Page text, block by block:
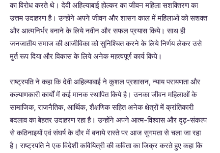
का विरोध करते थे। देवी अहिल्याबाई होल्कर का जीवन महिला सशक्तिरण का
उत्तम उदाहरण है। उन्होंने अपने जीवन और शासन काल में महिलाओं को सशक्त
और आत्मनिर्भर बनाने के लिये नवीन और सफल प्रयास किये। साथ ही
जनजातीय समाज की आजीविका को सुनिश्चित करने के लिये निर्णय लेकर उसे
मुर्त रूप दिया और विकास के लिये अनेक महत्वपूर्ण कार्य किये।
राष्ट्रपति ने कहा कि देवी अहिल्याबाई ने कुशल प्रशासन, न्याय परायणता और
कल्याणकारी कार्यों में कई मानक स्थापित किये है। उनका जीवन महिलाओं के
सामाजिक, राजनैतिक, आर्थिक, शैक्षणिक सहित अनेक क्षेत्रों में क्रांतिकारी
बदलाव का बेहतर उदाहरण रहा है। उन्होंने अपने आत्म-विश्वास और दृढ़-संकल्प
से कठिनाइयों एवं संघर्ष के दौर में बनाये रास्ते पर आज सुगमता से चला जा रहा
है। राष्ट्रपति ने एक विदेशी कवियित्री की कविता का जिक्र करते हुए कहा कि